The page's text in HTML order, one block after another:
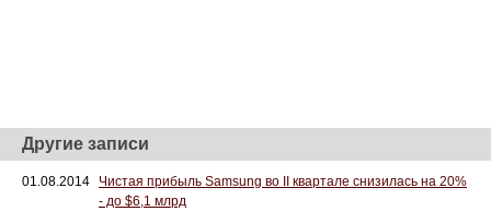
Другие записи
01.08.2014
Чистая прибыль Samsung во II квартале снизилась на 20%
- до $6,1 млрд